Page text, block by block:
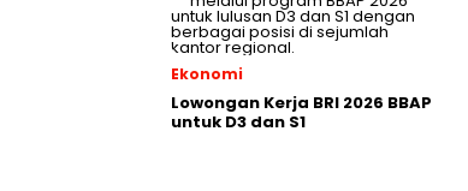
Ekonomi
Lowongan Kerja BRI 2026 BBAP
untuk D3 dan S1